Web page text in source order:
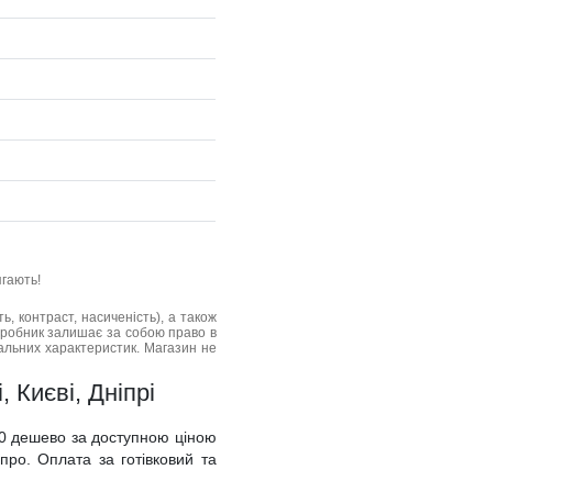
контраст, насиченість), а також
залишає за собою право в
характеристик. Магазин не
Дніпрі
дешево за доступною ціною
Оплата за готівковий та